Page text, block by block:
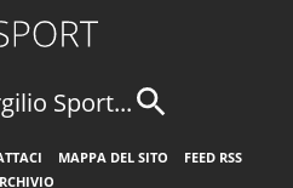
Sport...
MAPPA DEL SITO
FEED RSS